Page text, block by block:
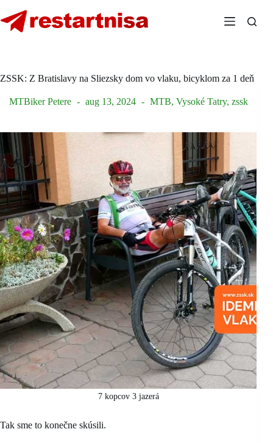
to
content
ZSSK: Z Bratislavy na Sliezsky dom vo vlaku, bicyklom za 1 deň
MTBiker Petere aug 13, 2024 MTB, Vysoké Tatry, zssk
7 kopcov 3 jazerá
Tak sme to konečne skúsili.